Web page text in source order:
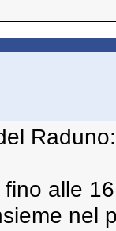
Raduno:
alle
nel